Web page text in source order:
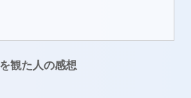
観た人の感想